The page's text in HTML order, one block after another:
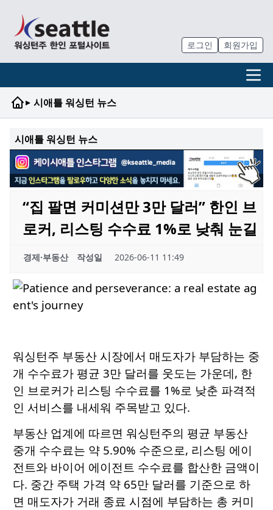
로그인 회원가입
▸ 시애틀 워싱턴 뉴스
시애틀 워싱턴 뉴스
“집 팔면 커미션만 3만 달러” 한인 브
로커, 리스팅 수수료 1%로 낮춰 눈길
경제·부동산 작성일 2026-06-11 11:49
워싱턴주 부동산 시장에서 매도자가 부담하는 중
개 수수료가 평균 3만 달러를 웃도는 가운데, 한
인 브로커가 리스팅 수수료를 1%로 낮춘 파격적
인 서비스를 내세워 주목받고 있다.
부동산 업계에 따르면 워싱턴주의 평균 부동산
중개 수수료는 약 5.90% 수준으로, 리스팅 에이
전트와 바이어 에이전트 수수료를 합산한 금액이
다. 중간 주택 가격 약 65만 달러를 기준으로 하
면 매도자가 거래 종료 시점에 부담하는 총 커미